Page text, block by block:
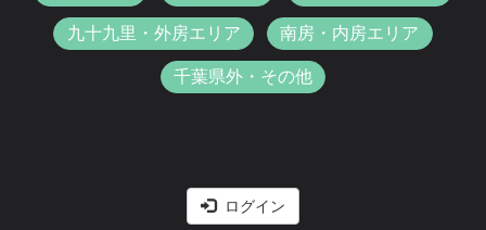
九十九里・外房エリア 南房・内房エリア
千葉県外・その他
ログイン